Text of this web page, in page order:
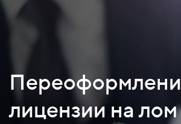
лицензии на лом